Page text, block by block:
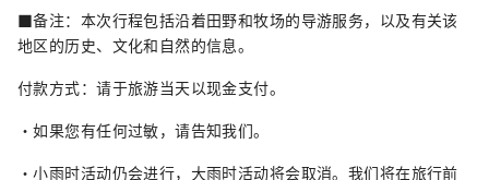
■备注：本次行程包括沿着田野和牧场的导游服务，以及有关该
地区的历史、文化和自然的信息。
付款方式：请于旅游当天以现金支付。
・如果您有任何过敏，请告知我们。
・小雨时活动仍会进行，大雨时活动将会取消。我们将在旅行前